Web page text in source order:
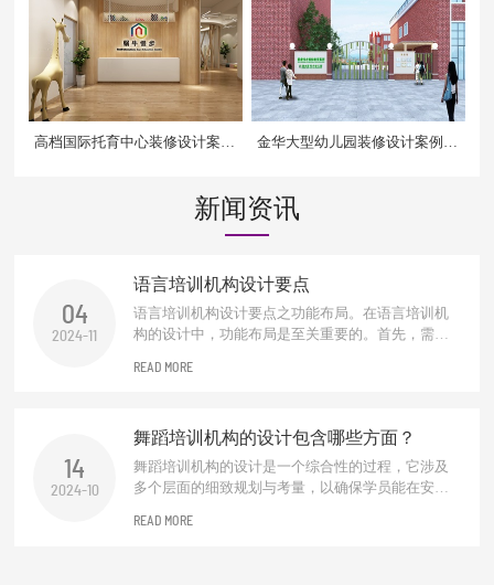
高档国际托育中心装修设计案例
金华大型幼儿园装修设计案例效
新闻资讯
04
2024-11
语言培训机构设计要点
语言培训机构设计要点之功能布局。在语言培训机
构的设计中，功能布局是至关重要的。首先，需要
教学区应配备先进的教学设备和舒适的座椅，以营
可设置圆桌或吧台式座椅，促进学员之间...
READ MORE
14
2024-10
舞蹈培训机构的设计包含哪些方面？
舞蹈培训机构的设计是一个综合性的过程，它涉及
多个层面的细致规划与考量，以确保学员能在安
下是该设计过程涵盖的主要方面：空间规划与布
READ MORE